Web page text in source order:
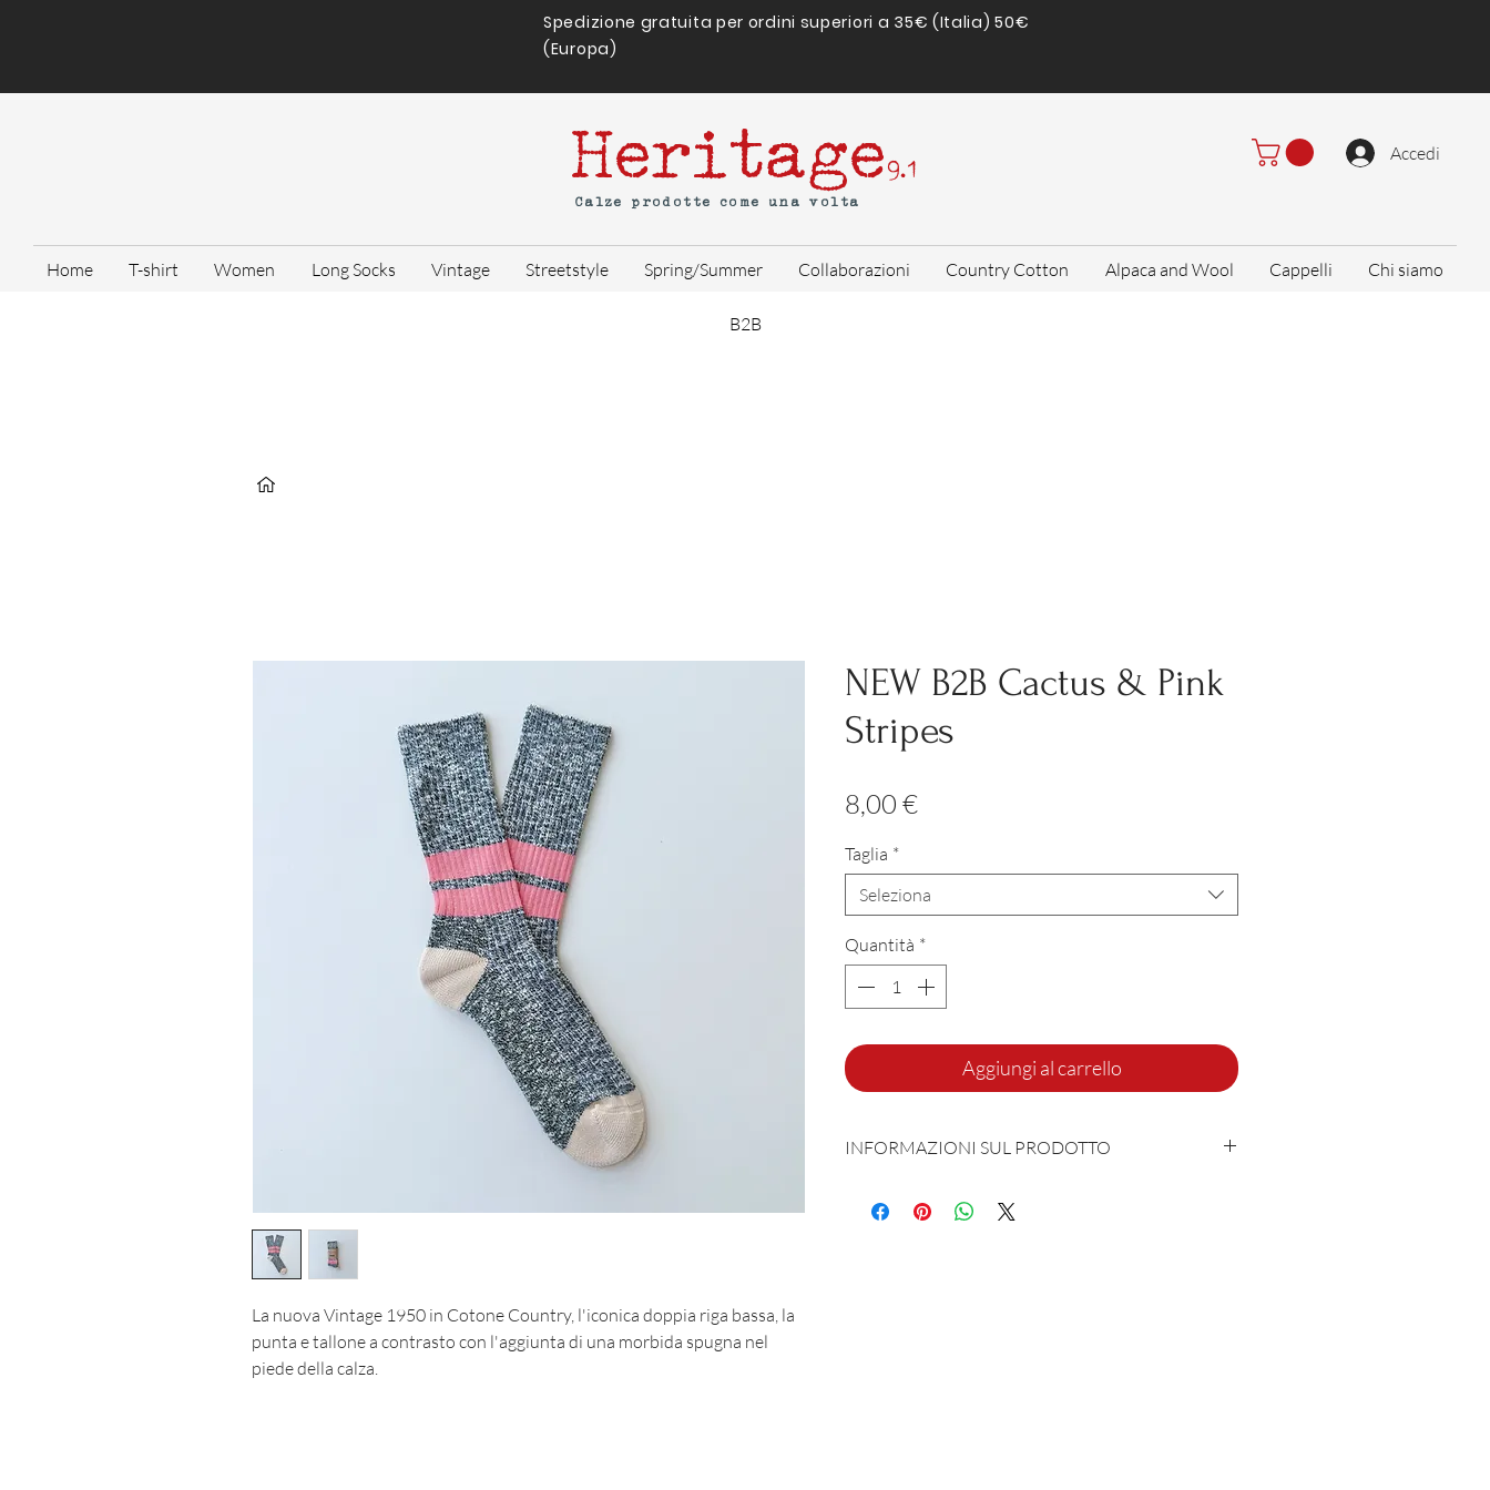
Spedizione gratuita per ordini superiori a 35€ (Italia) 50€
(Europa)
Heritage9.1
Calze prodotte come una volta
Accedi
Home T-shirt Women Long Socks Vintage Streetstyle Spring/Summer Collaborazioni Country Cotton Alpaca and Wool Cappelli Chi siamo
B2B
La nuova Vintage 1950 in Cotone Country, l'iconica doppia riga bassa, la
punta e tallone a contrasto con l'aggiunta di una morbida spugna nel
piede della calza.
NEW B2B Cactus & Pink
Stripes
8,00 €Prezzo
Taglia *
Seleziona
Quantità *
Aggiungi al carrello
INFORMAZIONI SUL PRODOTTO
87% Cotone - 12% Poliammide - 1% Lycra